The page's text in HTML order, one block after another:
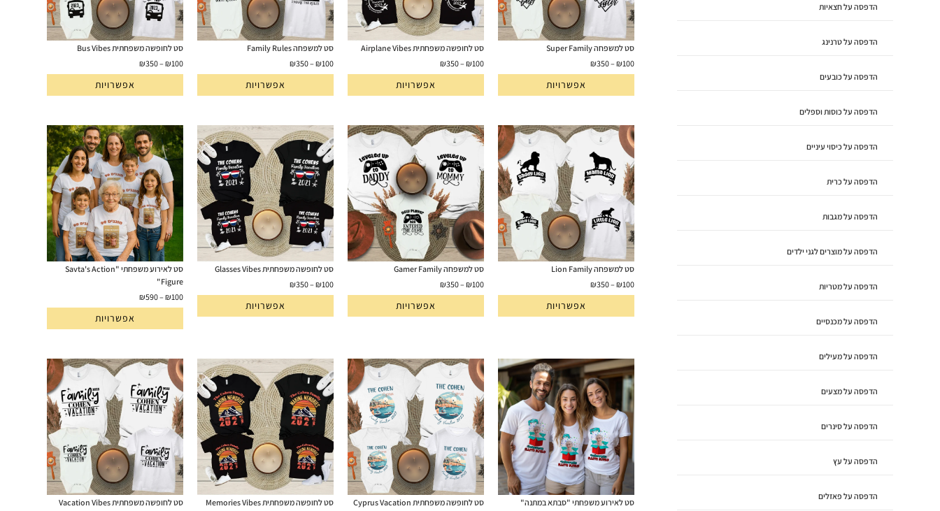
סט למשפחה Super Family
₪100
–
₪350
אפשרויות
סט לחופשה משפחתית Airplane Vibes
₪100
–
₪350
אפשרויות
סט למשפחה Family Rules
₪100
–
₪350
אפשרויות
סט לחופשה משפחתית Bus Vibes
₪100
–
₪350
אפשרויות
סט למשפחה Lion Family
₪100
–
₪350
אפשרויות
סט למשפחה Gamer Family
₪100
–
₪350
אפשרויות
סט לחופשה משפחתית Glasses Vibes
₪100
–
₪350
אפשרויות
סט לאירוע משפחתי "Savta's Action
Figure"
₪100
–
₪590
אפשרויות
סט לאירוע משפחתי "סבתא במתנה"
סט לחופשה משפחתית Cyprus Vacation
סט לחופשה משפחתית Memories Vibes
סט לחופשה משפחתית Vacation Vibes
הדפסה על חצאיות
הדפסה על טרנינג
הדפסה על כובעים
הדפסה על כוסות וספלים
הדפסה על כיסוי עיניים
הדפסה על כרית
הדפסה על מגבות
הדפסה על מוצרים לגני ילדים
הדפסה על מטריות
הדפסה על מכנסיים
הדפסה על מעילים
הדפסה על מצעים
הדפסה על סינרים
הדפסה על עץ
הדפסה על פאזלים